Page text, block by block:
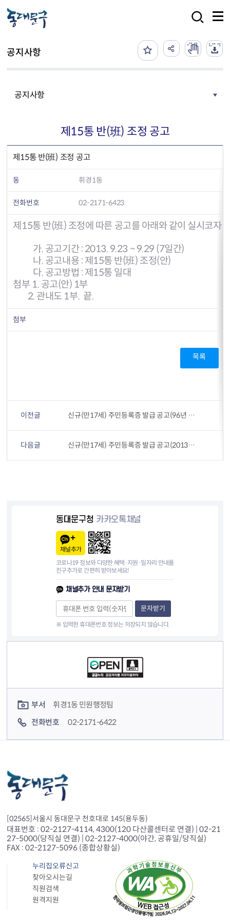
공지사항
공지사항
제15통 반(班) 조정 공고
제15통 반(班) 조정 공고
동 휘경1동
전화번호 02-2171-6423
제15통 반(班) 조정에 따른 공고를 아래와 같이 실시코자
가. 공고기간 : 2013. 9.23 ~ 9.29 (7일간)
나. 공고내용 : 제15통 반(班) 조정(안)
다. 공고방법 : 제15통 일대
첨부 1. 공고(안) 1부
2. 관내도 1부. 끝.
첨부
목록
이전글 신규(만17세) 주민등록증 발급 공고(96년 8월생)
다음글 신규(만17세) 주민등록증 발급 공고(2013년 9월생)
동대문구청 카카오톡채널
채널추가
코로나19 정보와 다양한 혜택·지원·일자리 안내를
친구추가로 간편히 받아보세요!
채널추가 안내 문자받기
문자받기
※ 입력한 휴대폰번호 정보는 저장되지 않습니다.
부서
휘경1동 민원행정팀
전화번호
02-2171-6422
[02565]서울시 동대문구 천호대로 145(용두동)
대표번호 : 02-2127-4114, 4300(120 다산콜센터로 연결) | 02-21
27-5000(당직실 연결) | 02-2127-4000(야간, 공휴일/당직실)
FAX : 02-2127-5096 (종합상황실)
누리집오류신고
찾아오시는길
직원검색
원격지원